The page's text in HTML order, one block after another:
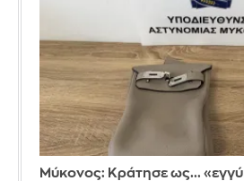
Μύκονος: Κράτησε ως...